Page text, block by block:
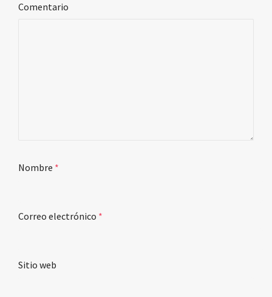
Comentario
Nombre *
Correo electrónico *
Sitio web